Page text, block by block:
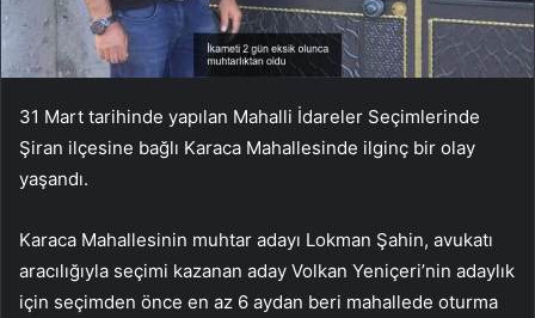
31 Mart tarihinde yapılan Mahalli İdareler Seçimlerinde
Şiran ilçesine bağlı Karaca Mahallesinde ilginç bir olay
yaşandı.
Karaca Mahallesinin muhtar adayı Lokman Şahin, avukatı
aracılığıyla seçimi kazanan aday Volkan Yeniçeri’nin adaylık
için seçimden önce en az 6 aydan beri mahallede oturma